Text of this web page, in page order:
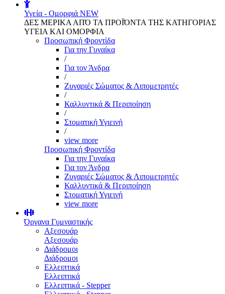
Υγεία - Ομορφιά NEW
ΔΕΣ ΜΕΡΙΚΑ ΑΠΌ ΤΑ ΠΡΟΪΌΝΤΑ ΤΗΣ ΚΑΤΗΓΟΡΙΑΣ
ΥΓΕΙΑ ΚΑΙ ΟΜΟΡΦΙΑ
Προσωπική Φροντίδα
Για την Γυναίκα
/
Για τον Άνδρα
/
Ζυγαριές Σώματος & Λιπομετρητές
/
Καλλυντικά & Περιποίηση
/
Στοματική Υγιεινή
/
view more
Προσωπική Φροντίδα
Για την Γυναίκα
Για τον Άνδρα
Ζυγαριές Σώματος & Λιπομετρητές
Καλλυντικά & Περιποίηση
Στοματική Υγιεινή
view more
Όργανα Γυμναστικής
Αξεσουάρ
Αξεσουάρ
Διάδρομοι
Διάδρομοι
Ελλειπτικά
Ελλειπτικά
Ελλειπτικά - Stepper